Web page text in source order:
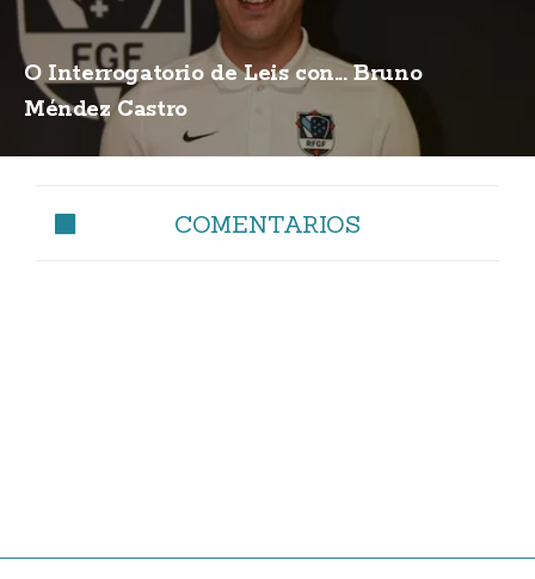
O Interrogatorio de Leis con... Bruno
Méndez Castro
COMENTARIOS